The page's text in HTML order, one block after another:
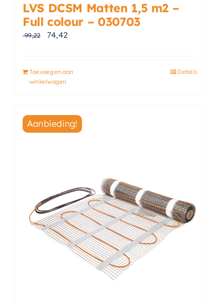
LVS DCSM Matten 1,5 m2 –
Full colour – 030703
99,22 Oorspronkelijke prijs was: € 99,22.
74,42
Toevoegen aan
winkelwagen
Details
Aanbieding!